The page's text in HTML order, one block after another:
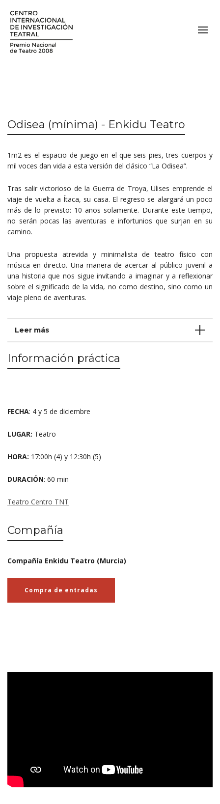
Odisea (mínima) - Enkidu Teatro
1m2 es el espacio de juego en el que seis pies, tres cuerpos y
mil voces dan vida a esta versión del clásico “La Odisea”.
Tras salir victorioso de la Guerra de Troya, Ulises emprende el
viaje de vuelta a Ítaca, su casa. El regreso se alargará un poco
más de lo previsto: 10 años solamente. Durante este tiempo,
no serán pocas las aventuras e infortunios que surjan en su
camino.
Una propuesta atrevida y minimalista de teatro físico con
música en directo. Una manera de acercar al público juvenil a
una historia que nos sigue invitando a imaginar y a reflexionar
sobre el significado de la vida, no como destino, sino como un
viaje pleno de aventuras.
Leer más
Información práctica
FECHA: 4 y 5 de diciembre
LUGAR: Teatro
HORA: 17:00h (4) y 12:30h (5)
DURACIÓN: 60 min
Teatro Centro TNT
Compañía
Compañía Enkidu Teatro (Murcia)
Compra de entradas